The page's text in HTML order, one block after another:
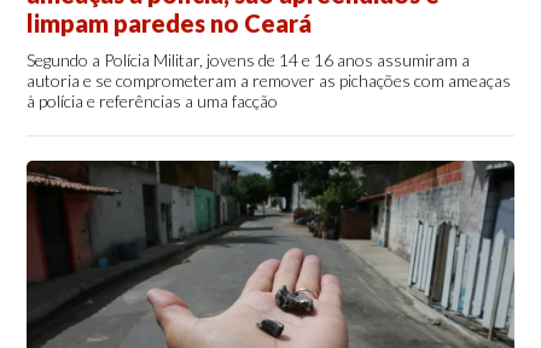
limpam paredes no Ceará
Segundo a Polícia Militar, jovens de 14 e 16 anos assumiram a
autoria e se comprometeram a remover as pichações com ameaças
à polícia e referências a uma facção